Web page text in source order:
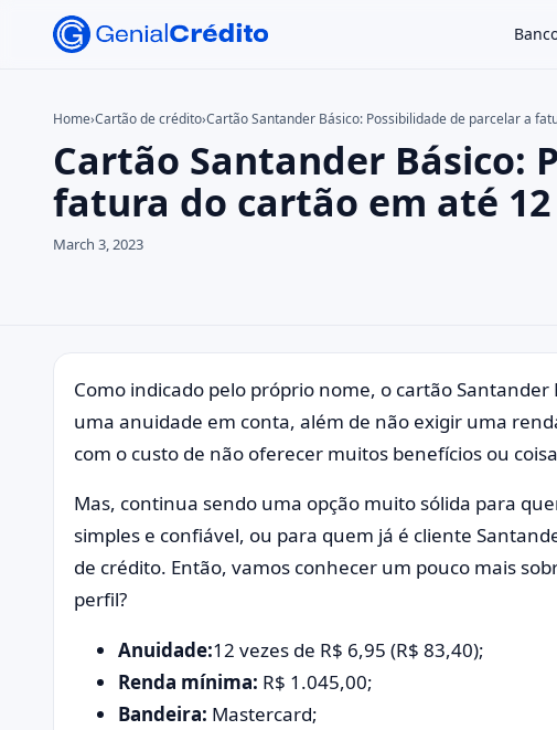
Search the site
Search for:
Press Enter to search or ESC to close.
Home›Cartão de crédito›Cartão Santander Básico: Possibilidade de parcelar a
Cartão Santander Básico:
fatura do cartão em até 12
March 3, 2023
Como indicado pelo próprio nome, o cartão
uma anuidade em conta, além de não exigir uma
com o custo de não oferecer muitos benefícios ou
Mas, continua sendo uma opção muito sólida para
simples e confiável, ou para quem já é cliente
de crédito. Então, vamos conhecer um pouco mais
perfil?
Anuidade:12 vezes de R$ 6,95 (R$ 83,40);
Renda mínima: R$ 1.045,00;
Bandeira: Mastercard;